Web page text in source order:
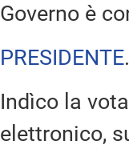
Governo è
PRESIDENTE
Indìco la
elettronico,